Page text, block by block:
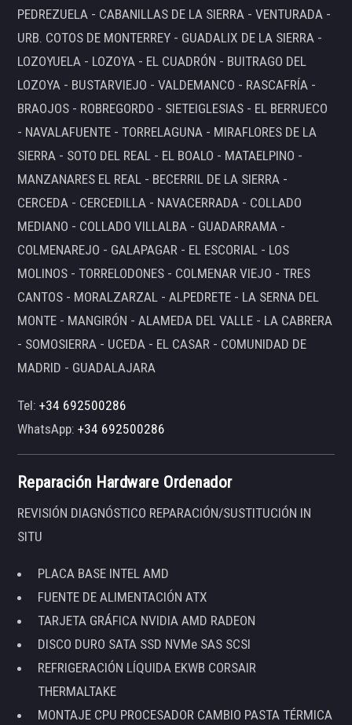
PEDREZUELA - CABANILLAS DE LA SIERRA - VENTURADA -
URB. COTOS DE MONTERREY - GUADALIX DE LA SIERRA -
LOZOYUELA - LOZOYA - EL CUADRÓN - BUITRAGO DEL
LOZOYA - BUSTARVIEJO - VALDEMANCO - RASCAFRÍA -
BRAOJOS - ROBREGORDO - SIETEIGLESIAS - EL BERRUECO
- NAVALAFUENTE - TORRELAGUNA - MIRAFLORES DE LA
SIERRA - SOTO DEL REAL - EL BOALO - MATAELPINO -
MANZANARES EL REAL - BECERRIL DE LA SIERRA -
CERCEDA - CERCEDILLA - NAVACERRADA - COLLADO
MEDIANO - COLLADO VILLALBA - GUADARRAMA -
COLMENAREJO - GALAPAGAR - EL ESCORIAL - LOS
MOLINOS - TORRELODONES - COLMENAR VIEJO - TRES
CANTOS - MORALZARZAL - ALPEDRETE - LA SERNA DEL
MONTE - MANGIRÓN - ALAMEDA DEL VALLE - LA CABRERA
- SOMOSIERRA - UCEDA - EL CASAR - COMUNIDAD DE
MADRID - GUADALAJARA
Tel:+34 692500286
WhatsApp:+34 692500286
Reparación Hardware Ordenador
REVISIÓN DIAGNÓSTICO REPARACIÓN/SUSTITUCIÓN IN
SITU
PLACA BASE INTEL AMD
FUENTE DE ALIMENTACIÓN ATX
TARJETA GRÁFICA NVIDIA AMD RADEON
DISCO DURO SATA SSD NVMe SAS SCSI
REFRIGERACIÓN LÍQUIDA EKWB CORSAIR
THERMALTAKE
MONTAJE CPU PROCESADOR CAMBIO PASTA TÉRMICA